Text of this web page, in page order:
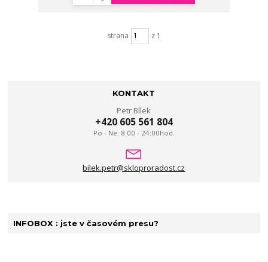
strana z 1
KONTAKT
Petr Bílek
+420 605 561 804
Po - Ne: 8:00 - 24:00hod.
bilek.petr@skloproradost.cz
INFOBOX : jste v časovém presu?